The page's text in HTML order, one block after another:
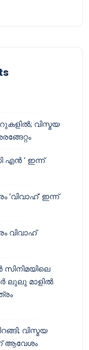
വിസ്മയ
എൻ ‘ ഇന്ന്
‘വിവാഹ്’ ഇന്ന്
വിവാഹ്
സിനിമയിലെ
ലുലു മാളിൽ
വിസ്മയ
ആവേശം